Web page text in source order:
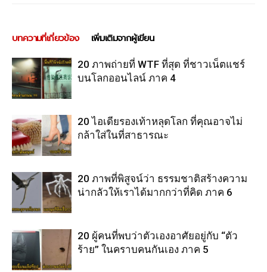
บทความที่เกี่ยวข้อง เพิ่มเติมจากผู้เขียน
20 ภาพถ่ายที่ WTF ที่สุด ที่ชาวเน็ตแชร์
บนโลกออนไลน์ ภาค 4
20 ไอเดียรองเท้าหลุดโลก ที่คุณอาจไม่
กล้าใส่ในที่สาธารณะ
20 ภาพที่พิสูจน์ว่า ธรรมชาติสร้างความ
น่ากลัวให้เราได้มากกว่าที่คิด ภาค 6
20 ผู้คนที่พบว่าตัวเองอาศัยอยู่กับ “ตัว
ร้าย” ในคราบคนกันเอง ภาค 5